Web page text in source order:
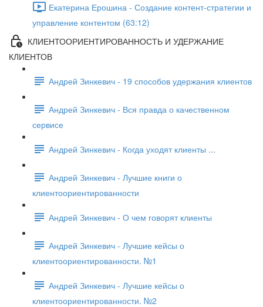
Екатерина Ерошина - Создание контент-стратегии и
управление контентом (63:12)
КЛИЕНТООРИЕНТИРОВАННОСТЬ И УДЕРЖАНИЕ
КЛИЕНТОВ
Андрей Зинкевич - 19 способов удержания клиентов
Андрей Зинкевич - Вся правда о качественном
сервисе
Андрей Зинкевич - Когда уходят клиенты ...
Андрей Зинкевич - Лучшие книги о
клиентоориентированности
Андрей Зинкевич - О чем говорят клиенты
Андрей Зинкевич - Лучшие кейсы о
клиентоориентированности. №1
Андрей Зинкевич - Лучшие кейсы о
клиентоориентированности. №2